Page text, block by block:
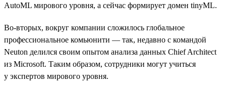
AutoML мирового уровня, а сейчас формирует домен tinyML.
Во-вторых, вокруг компании сложилось глобальное
профессиональное комьюнити — так, недавно с командой
Neuton делился своим опытом анализа данных Chief Architect
из Microsoft. Таким образом, сотрудники могут учиться
у экспертов мирового уровня.